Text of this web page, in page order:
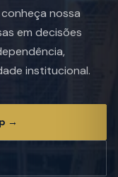
nossa
em decisões
institucional.
→